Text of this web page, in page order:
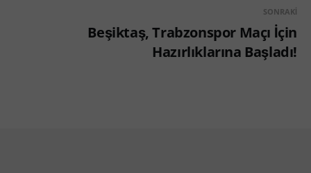
SONRAKI
Beşiktaş, Trabzonspor Maçı İçin
Hazırlıklarına Başladı!